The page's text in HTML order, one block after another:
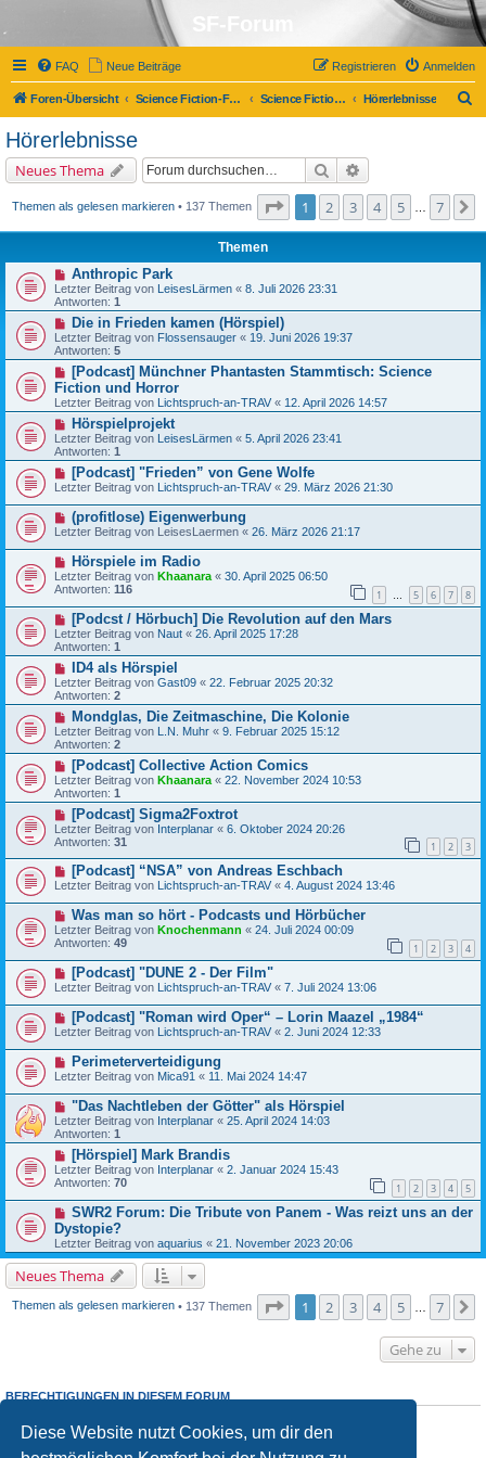
Diese Website nutzt Cookies, um dir den
FAQ Neue Beiträge Anmelden
Registrieren
Foren-Übersicht Science Fiction-Forum Science Fiction, Fantasy und Co. Hörerlebnisse
Hörerlebnisse
Neues Thema Suche
Themen als gelesen markieren• 137 Themen Seite von
1 2 3 4 5 7
Themen
Anthropic Park
Letzter Beitrag von LeisesLärmen « 8. Juli 2026 23:31
Antworten: 1
Die in Frieden kamen (Hörspiel)
Letzter Beitrag von Flossensauger « 19. Juni 2026 19:37
Antworten: 5
[Podcast] Münchner Phantasten Stammtisch: Science
Fiction und Horror
Letzter Beitrag von Lichtspruch-an-TRAV « 12. April 2026 14:57
Hörspielprojekt
Letzter Beitrag von LeisesLärmen « 5. April 2026 23:41
Antworten: 1
[Podcast] "Frieden” von Gene Wolfe
Letzter Beitrag von Lichtspruch-an-TRAV « 29. März 2026 21:30
(profitlose) Eigenwerbung
Letzter Beitrag von LeisesLaermen « 26. März 2026 21:17
Hörspiele im Radio
Letzter Beitrag von Khaanara « 30. April 2025 06:50
Antworten: 116 1 … 5 6 7 8
[Podcst / Hörbuch] Die Revolution auf den Mars
Letzter Beitrag von Naut « 26. April 2025 17:28
Antworten: 1
ID4 als Hörspiel
Letzter Beitrag von Gast09 « 22. Februar 2025 20:32
Antworten: 2
Mondglas, Die Zeitmaschine, Die Kolonie
Letzter Beitrag von L.N. Muhr « 9. Februar 2025 15:12
Antworten: 2
[Podcast] Collective Action Comics
Letzter Beitrag von Khaanara « 22. November 2024 10:53
Antworten: 1
[Podcast] Sigma2Foxtrot
Letzter Beitrag von Interplanar « 6. Oktober 2024 20:26
Antworten: 31 1 2 3
[Podcast] “NSA” von Andreas Eschbach
Letzter Beitrag von Lichtspruch-an-TRAV « 4. August 2024 13:46
Was man so hört - Podcasts und Hörbücher
Letzter Beitrag von Knochenmann « 24. Juli 2024 00:09
Antworten: 49 1 2 3 4
[Podcast] "DUNE 2 - Der Film"
Letzter Beitrag von Lichtspruch-an-TRAV « 7. Juli 2024 13:06
[Podcast] "Roman wird Oper“ – Lorin Maazel „1984“
Letzter Beitrag von Lichtspruch-an-TRAV « 2. Juni 2024 12:33
Perimeterverteidigung
Letzter Beitrag von Mica91 « 11. Mai 2024 14:47
"Das Nachtleben der Götter" als Hörspiel
Letzter Beitrag von Interplanar « 25. April 2024 14:03
Antworten: 1
[Hörspiel] Mark Brandis
Letzter Beitrag von Interplanar « 2. Januar 2024 15:43
Antworten: 70 1 2 3 4 5
SWR2 Forum: Die Tribute von Panem - Was reizt uns an der
Dystopie?
Letzter Beitrag von aquarius « 21. November 2023 20:06
Neues Thema
Themen als gelesen markieren• 137 Themen Seite von
1 2 3 4 5 7
Gehe zu
BERECHTIGUNGEN IN DIESEM FORUM
darfstAntworten zu Themen in diesem Forum erstellen.